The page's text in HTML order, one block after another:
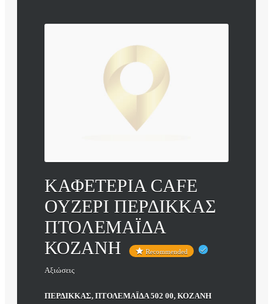
ΚΑΦΕΤΕΡΙΑ CAFE
ΟΥΖΕΡΙ ΠΕΡΔΙΚΚΑΣ
ΠΤΟΛΕΜΑΪΔΑ
ΚΟΖΑΝΗ
Recommended
Αξιώσεις
ΠΕΡΔΙΚΚΑΣ, ΠΤΟΛΕΜΑΪΔΑ 502 00, ΚΟΖΑΝΗ